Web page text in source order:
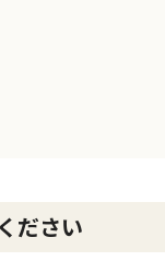
ださい